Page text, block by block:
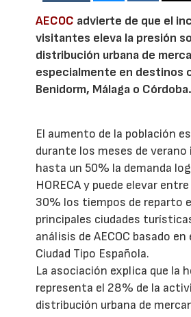
AECOC advierte de que el
visitantes eleva la presión
distribución urbana de
especialmente en destinos
Benidorm, Málaga o Córdoba.
El aumento de la población
durante los meses de
hasta un 50% la demanda
HORECA y puede elevar
30% los tiempos de reparto
principales ciudades
análisis de AECOC basado
Ciudad Tipo Española.
La asociación explica que la
representa el 28% de la
distribución urbana de